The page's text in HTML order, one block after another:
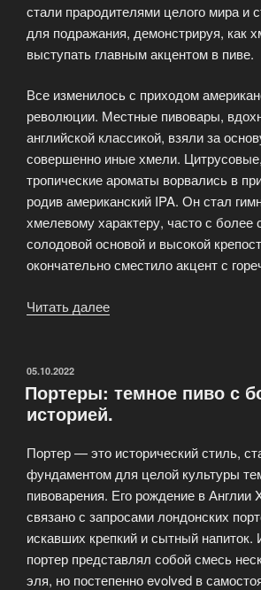
стали прародителями целого мира и
для подражания, демонстрируя, как
выступать главным акцентом в пиве.
Все изменилось с приходом
революции. Местные пивовары,
английской классикой, взяли за
совершенно иные хмели.
тропические ароматы ворвались в
родив американский IPA. Он стал
хмелевому характеру, часто с более
солодовой основой и высокой
окончательно сместило акцент с
Читать далее
до
ОПУБЛИКОВАНО
05.10.2022
Портеры: темное пиво с
историей.
Портер — это исторический стиль,
фундаментом для целой культуры
пивоварения. Его рождение в Англии
связано с запросами лондонских
искавших крепкий и сытный напиток.
портер представлял собой смесь
эля, но постепенно evolved в